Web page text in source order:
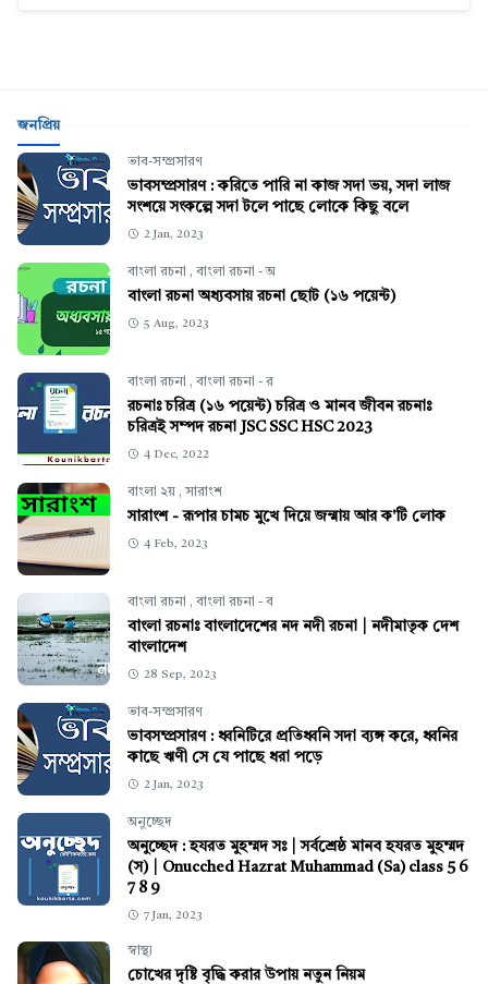
জনপ্রিয়
ভাব-সম্প্রসারণ
ভাবসম্প্রসারণ : করিতে পারি না কাজ সদা ভয়, সদা লাজ
সংশয়ে সংকল্পে সদা টলে পাছে লোকে কিছু বলে
2 Jan, 2023
বাংলা রচনা , বাংলা রচনা - অ
বাংলা রচনা অধ্যবসায় রচনা ছোট (১৬ পয়েন্ট)
5 Aug, 2023
বাংলা রচনা , বাংলা রচনা - র
রচনাঃ চরিত্র (১৬ পয়েন্ট) চরিত্র ও মানব জীবন রচনাঃ
চরিত্রই সম্পদ রচনা JSC SSC HSC 2023
4 Dec, 2022
বাংলা ২য় , সারাংশ
সারাংশ - রূপার চামচ মুখে দিয়ে জন্মায় আর ক'টি লোক
4 Feb, 2023
বাংলা রচনা , বাংলা রচনা - ব
বাংলা রচনাঃ বাংলাদেশের নদ নদী রচনা | নদীমাতৃক দেশ
বাংলাদেশ
28 Sep, 2023
ভাব-সম্প্রসারণ
ভাবসম্প্রসারণ : ধ্বনিটিরে প্রতিধ্বনি সদা ব্যঙ্গ করে, ধ্বনির
কাছে ঋণী সে যে পাছে ধরা পড়ে
2 Jan, 2023
অনুচ্ছেদ
অনুচ্ছেদ : হযরত মুহম্মদ সঃ | সর্বশ্রেষ্ঠ মানব হযরত মুহম্মদ
(স) | Onucched Hazrat Muhammad (Sa) class 5 6
7 8 9
7 Jan, 2023
স্বাস্থ্য
চোখের দৃষ্টি বৃদ্ধি করার উপায় নতুন নিয়ম